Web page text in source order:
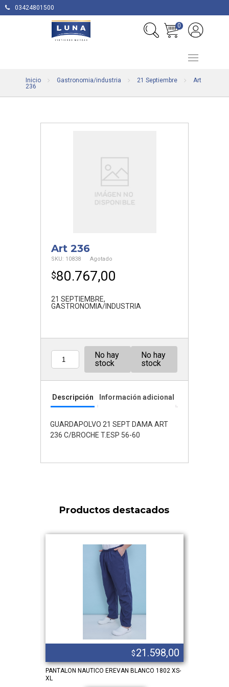
03424801500
0
Inicio Gastronomia/industria 21 Septiembre
Art
236
Art 236
SKU: 10838 Agotado
$80.767,00
21 SEPTIEMBRE,
GASTRONOMIA/INDUSTRIA
Cantidad
No hay
stock
No hay
stock
Descripción Información adicional
GUARDAPOLVO 21 SEPT DAMA ART
236 C/BROCHE T.ESP 56-60
Productos destacados
$21.598,00
PANTALON NAUTICO EREVAN BLANCO 1802 XS-
XL